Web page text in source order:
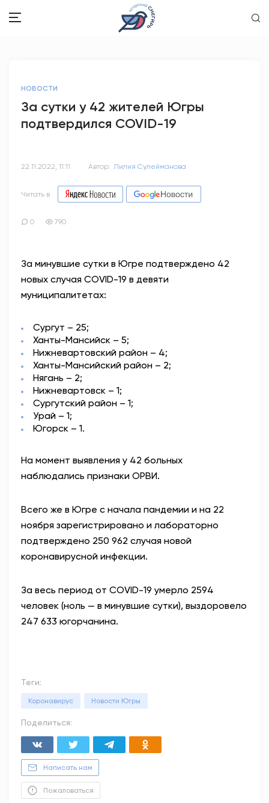
ОБРАЗОВАНИЕ
ЭТО У НАС СЕМЕЙНОЕ
АНТИТЕРРОР
ОФИЦИАЛЬНО
82,17
НОВОСТИ
За сутки у 42 жителей Югры
подтвердился COVID-19
22.11.2022, 11:11 Автор: Лилия Сулейманова
Читать в
0 790
За минувшие сутки в Югре подтверждено 42
новых случая COVID-19 в девяти
муниципалитетах:
Сургут – 25;
Ханты-Мансийск – 5;
Нижневартовский район – 4;
Ханты-Мансийский район – 2;
Нягань – 2;
Нижневартовск – 1;
Сургутский район – 1;
Урай – 1;
Югорск – 1.
На момент выявления у 42 больных
наблюдались признаки ОРВИ.
Всего же в Югре с начала пандемии и на 22
ноября зарегистрировано и лабораторно
подтверждено 250 962 случая новой
коронавирусной инфекции.
За весь период от COVID-19 умерло 2594
человек (ноль — в минувшие сутки), выздоровело
247 633 югорчанина.
Теги:
Коронавирус Новости Югры
Поделиться:
Написать нам
Пожаловаться